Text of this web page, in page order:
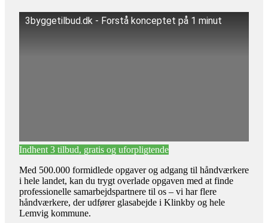
3byggetilbud.dk - Forstå konceptet på 1 minut
Indhent 3 tilbud, gratis og uforpligtende
Med 500.000 formidlede opgaver og adgang til håndværkere
i hele landet, kan du trygt overlade opgaven med at finde
professionelle samarbejdspartnere til os – vi har flere
håndværkere, der udfører glasabejde i Klinkby og hele
Lemvig kommune.